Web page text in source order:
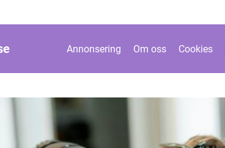
Annonsering Om oss Cookies